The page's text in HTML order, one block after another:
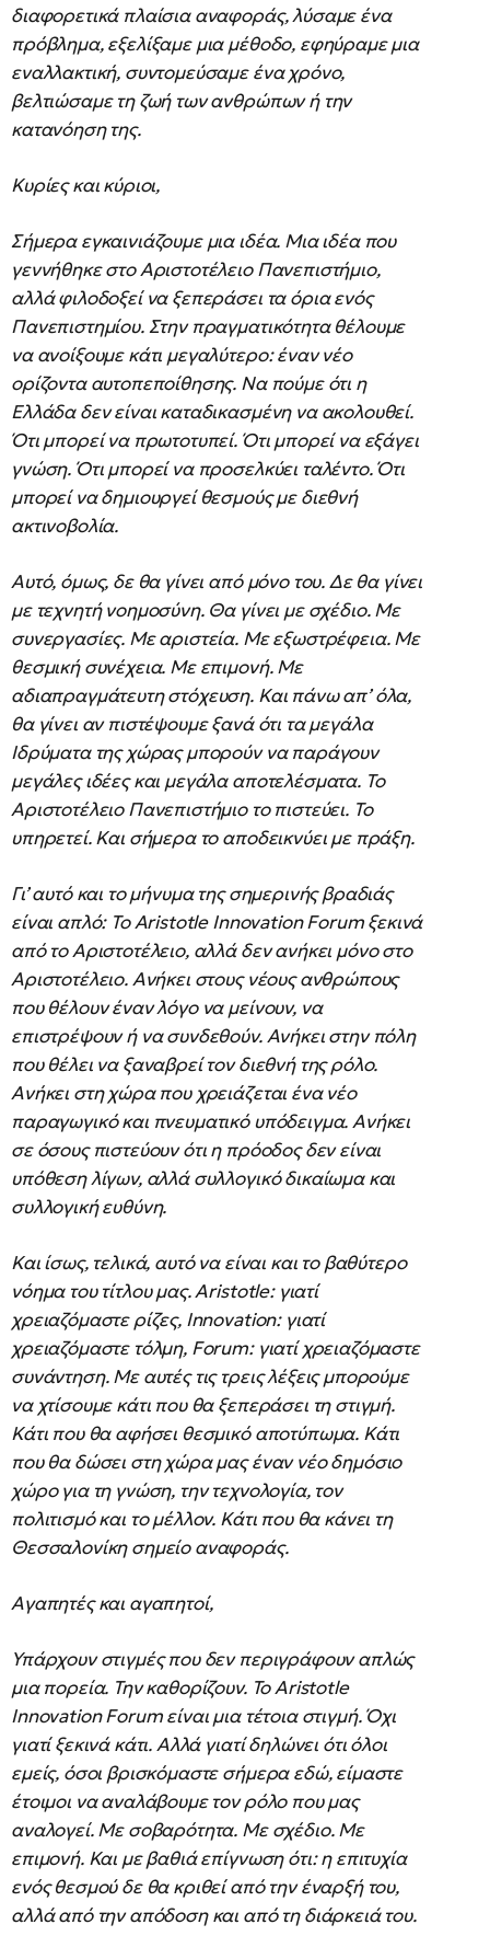
διαφορετικά πλαίσια αναφοράς, λύσαμε ένα
πρόβλημα, εξελίξαμε μια μέθοδο, εφηύραμε μια
εναλλακτική, συντομεύσαμε ένα χρόνο,
βελτιώσαμε τη ζωή των ανθρώπων ή την
κατανόηση της.
Κυρίες και κύριοι,
Σήμερα εγκαινιάζουμε μια ιδέα. Μια ιδέα που
γεννήθηκε στο Αριστοτέλειο Πανεπιστήμιο,
αλλά φιλοδοξεί να ξεπεράσει τα όρια ενός
Πανεπιστημίου. Στην πραγματικότητα θέλουμε
να ανοίξουμε κάτι μεγαλύτερο: έναν νέο
ορίζοντα αυτοπεποίθησης. Να πούμε ότι η
Ελλάδα δεν είναι καταδικασμένη να ακολουθεί.
Ότι μπορεί να πρωτοτυπεί. Ότι μπορεί να εξάγει
γνώση. Ότι μπορεί να προσελκύει ταλέντο. Ότι
μπορεί να δημιουργεί θεσμούς με διεθνή
ακτινοβολία.
Αυτό, όμως, δε θα γίνει από μόνο του. Δε θα γίνει
με τεχνητή νοημοσύνη. Θα γίνει με σχέδιο. Με
συνεργασίες. Με αριστεία. Με εξωστρέφεια. Με
θεσμική συνέχεια. Με επιμονή. Με
αδιαπραγμάτευτη στόχευση. Και πάνω απ’ όλα,
θα γίνει αν πιστέψουμε ξανά ότι τα μεγάλα
Ιδρύματα της χώρας μπορούν να παράγουν
μεγάλες ιδέες και μεγάλα αποτελέσματα. Το
Αριστοτέλειο Πανεπιστήμιο το πιστεύει. Το
υπηρετεί. Και σήμερα το αποδεικνύει με πράξη.
Γι’ αυτό και το μήνυμα της σημερινής βραδιάς
είναι απλό: Το Aristotle Innovation Forum ξεκινά
από το Αριστοτέλειο, αλλά δεν ανήκει μόνο στο
Αριστοτέλειο. Ανήκει στους νέους ανθρώπους
που θέλουν έναν λόγο να μείνουν, να
επιστρέψουν ή να συνδεθούν. Ανήκει στην πόλη
που θέλει να ξαναβρεί τον διεθνή της ρόλο.
Ανήκει στη χώρα που χρειάζεται ένα νέο
παραγωγικό και πνευματικό υπόδειγμα. Ανήκει
σε όσους πιστεύουν ότι η πρόοδος δεν είναι
υπόθεση λίγων, αλλά συλλογικό δικαίωμα και
συλλογική ευθύνη.
Και ίσως, τελικά, αυτό να είναι και το βαθύτερο
νόημα του τίτλου μας. Aristotle: γιατί
χρειαζόμαστε ρίζες, Innovation: γιατί
χρειαζόμαστε τόλμη, Forum: γιατί χρειαζόμαστε
συνάντηση. Με αυτές τις τρεις λέξεις μπορούμε
να χτίσουμε κάτι που θα ξεπεράσει τη στιγμή.
Κάτι που θα αφήσει θεσμικό αποτύπωμα. Κάτι
που θα δώσει στη χώρα μας έναν νέο δημόσιο
χώρο για τη γνώση, την τεχνολογία, τον
πολιτισμό και το μέλλον. Κάτι που θα κάνει τη
Θεσσαλονίκη σημείο αναφοράς.
Αγαπητές και αγαπητοί,
Υπάρχουν στιγμές που δεν περιγράφουν απλώς
μια πορεία. Την καθορίζουν. Το Aristotle
Innovation Forum είναι μια τέτοια στιγμή. Όχι
γιατί ξεκινά κάτι. Αλλά γιατί δηλώνει ότι όλοι
εμείς, όσοι βρισκόμαστε σήμερα εδώ, είμαστε
έτοιμοι να αναλάβουμε τον ρόλο που μας
αναλογεί. Με σοβαρότητα. Με σχέδιο. Με
επιμονή. Και με βαθιά επίγνωση ότι: η επιτυχία
ενός θεσμού δε θα κριθεί από την έναρξή του,
αλλά από την απόδοση και από τη διάρκειά του.